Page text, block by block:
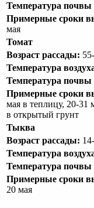
Температура
Примерные сроки
мая
Томат
Возраст рассады:
Температура
Температура
Примерные сроки
мая в теплицу, 20-
в открытый грунт
Тыква
Возраст рассады:
Температура
Температура
Примерные сроки
20 мая